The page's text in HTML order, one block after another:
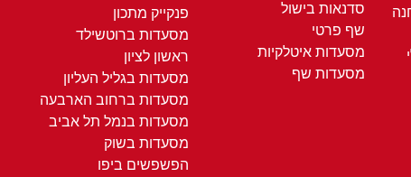
סדנאות בישול
שף פרטי
מסעדות איטלקיות
מסעדות שף
פנקייק מתכון
מסעדות ברוטשילד
ראשון לציון
מסעדות בגליל העליון
מסעדות ברחוב הארבעה
מסעדות בנמל תל אביב
מסעדות בשוק
הפשפשים ביפו